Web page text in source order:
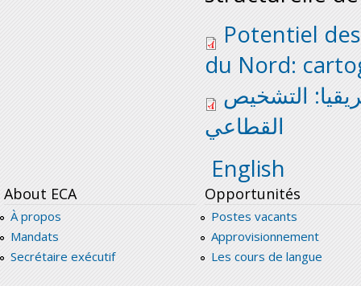
Potentiel
du Nord:
التشخيص
القطاعي
English
About ECA
À propos
Mandats
Secrétaire exécutif
Opportunités
Postes vacants
Approvisionnement
Les cours de langue